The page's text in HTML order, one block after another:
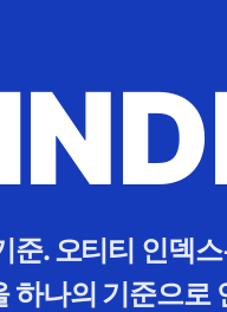
준. 오티티 인덱
하나의 기준으로